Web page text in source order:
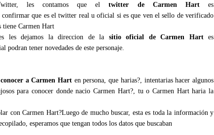
les contamos que eltwitter de Carmen Hartes
confirmar que es el twitter real u oficial si es que ven el sello de verificado
tiene Carmen Hart
les dejamos la direccion de la sitio oficial de Carmen Hartes
podran tener novedades de este personaje.
a Carmen Hart en persona, que harias?, intentarias hacer algunos
para conocer donde nacio Carmen Hart?, tu o Carmen Hart haria la
con Carmen Hart?Luego de mucho buscar, esta es toda la información y
esperamos que tengan todos los datos que buscaban